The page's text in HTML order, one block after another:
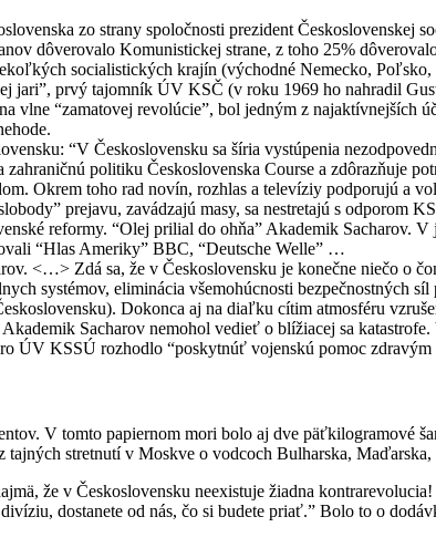
zo strany spoločnosti prezident Československej
dôverovalo Komunistickej strane, z toho 25%
socialistických krajín (východné Nemecko, Poľsko,
jari”, prvý tajomník ÚV KSČ (v roku 1969 ho nahradil
“zamatovej revolúcie”, bol jedným z najaktívnejších
“V Československu sa šíria vystúpenia
politiku Československa Course a zdôrazňuje
Okrem toho rad novín, rozhlas a televíziy podporujú a
prejavu, zavádzajú masy, sa nestretajú s odporom
reformy. “Olej prilial do ohňa” Akademik Sacharov.
“Hlas Ameriky” BBC, “Deutsche Welle” …
<…> Zdá sa, že v Československu je konečne niečo o
systémov, eliminácia všemohúcnosti bezpečnostných
Dokonca aj na diaľku cítim atmosféru
Sacharov nemohol vedieť o blížiacej sa
ÚV KSSÚ rozhodlo “poskytnúť vojenskú pomoc zdravým
V tomto papiernom mori bolo aj dve päťkilogramové
stretnutí v Moskve o vodcoch Bulharska,
že v Československu neexistuje žiadna
dostanete od nás, čo si budete priať.” Bolo to o